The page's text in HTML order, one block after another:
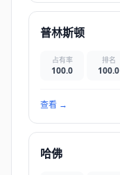
普林斯顿
占有率
100.0
排名
100.0
查看 →
哈佛